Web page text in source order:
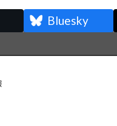
Bluesky